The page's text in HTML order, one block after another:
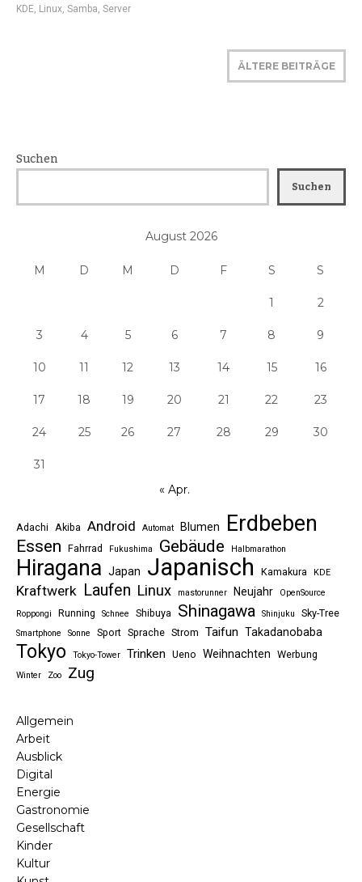
KDE Linux Samba Server
ÄLTERE BEITRÄGE
Suchen
Suchen
August 2026
M D M D F S S
1 2
3 4 5 6 7 8 9
10 11 12 13 14 15 16
17 18 19 20 21 22 23
24 25 26 27 28 29 30
31
« Apr.
Adachi Akiba Android Automat Blumen Erdbeben
Essen Fahrrad Fukushima Gebäude Halbmarathon
Hiragana Japan Japanisch Kamakura KDE
Kraftwerk Laufen Linux mastorunner Neujahr
OpenSource
Roppongi
Running Schnee Shibuya Shinagawa Shinjuku Sky-Tree
Smartphone Sonne Sport Sprache Strom Taifun Takadanobaba
Tokyo Tokyo-Tower Trinken Ueno Weihnachten Werbung
Winter Zoo Zug
Allgemein
Arbeit
Ausblick
Digital
Energie
Gastronomie
Gesellschaft
Kinder
Kultur